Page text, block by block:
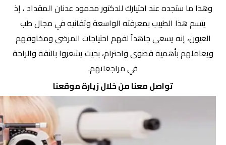
وهذا ما ستجده عند اختيارك للدكتور محمود عدنان المقداد ، إذ
يتسم هذا الطبيب بمعرفته الواسعة وتفانيه في مجال طب
العيون، إنه يسعى جاهداً لفهم احتياجات المرضى ومخاوفهم
ويعاملهم بأهمية قصوى واحترام، بحيث يشعروا بالثقة والراحة
في مراجعاتهم.
تواصل معنا من خلال زيارةموقعنا